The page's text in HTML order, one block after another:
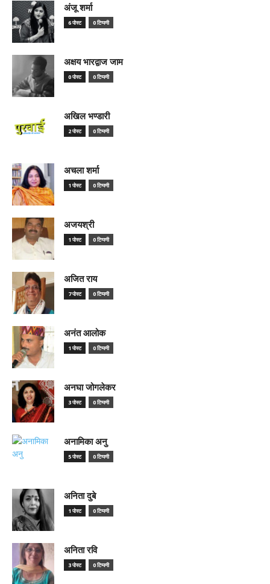
अंजू शर्मा
6 पोस्ट 0 टिप्पणी
अक्षय भारद्वाज जाम
0 पोस्ट 0 टिप्पणी
अखिल भण्डारी
2 पोस्ट 0 टिप्पणी
अचला शर्मा
1 पोस्ट 0 टिप्पणी
अजयश्री
1 पोस्ट 0 टिप्पणी
अजित राय
7 पोस्ट 0 टिप्पणी
अनंत आलोक
1 पोस्ट 0 टिप्पणी
अनघा जोगलेकर
3 पोस्ट 0 टिप्पणी
अनामिका अनु
5 पोस्ट 0 टिप्पणी
अनिता दुबे
1 पोस्ट 0 टिप्पणी
अनिता रवि
3 पोस्ट 0 टिप्पणी